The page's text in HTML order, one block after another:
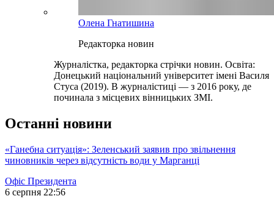
Олена Гнатишина
Редакторка новин
Журналістка, редакторка стрічки новин. Освіта:
Донецький національний університет імені Василя
Стуса (2019). В журналістиці — з 2016 року, де
починала з місцевих вінницьких ЗМІ.
Останні новини
«Ганебна ситуація»: Зеленський заявив про звільнення
чиновників через відсутність води у Марганці
Офіс Президента
6 серпня 22:56